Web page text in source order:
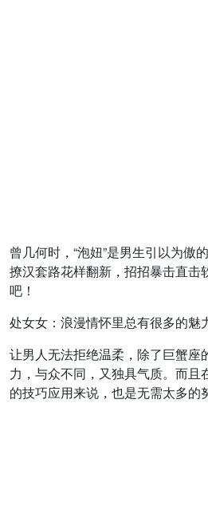
曾几何时，“泡妞”是男生引以为傲
撩汉套路花样翻新，招招暴击直
吧！
处女女：浪漫情怀里总有很多的魅
让男人无法拒绝温柔，除了巨蟹
力，与众不同，又独具气质。而
的技巧应用来说，也是无需太多